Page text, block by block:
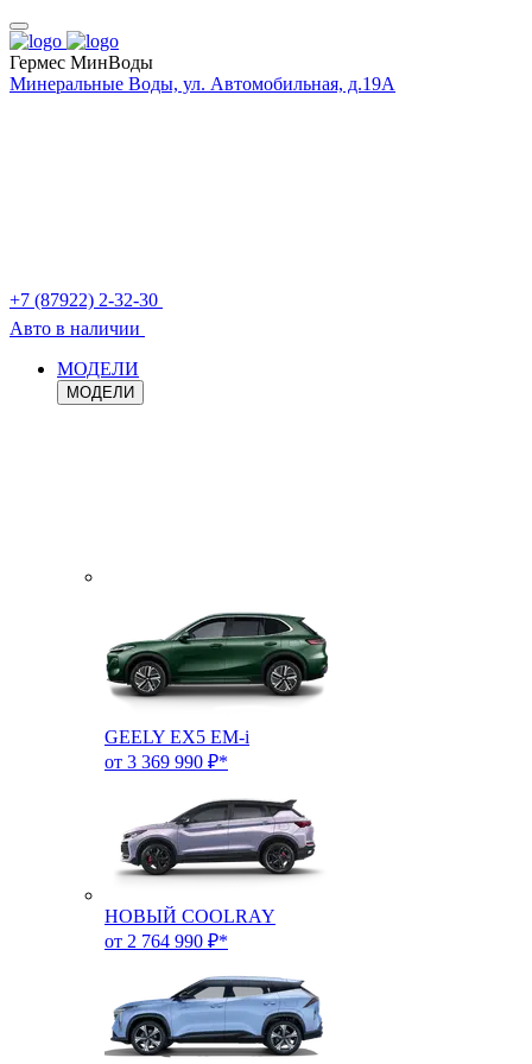
Гермес МинВоды
Минеральные Воды, ул. Автомобильная, д.19А
+7 (87922) 2-32-30
Авто в наличии
МОДЕЛИ
МОДЕЛИ
GEELY EX5 EM-i
от 3 369 990 ₽*
НОВЫЙ COOLRAY
от 2 764 990 ₽*